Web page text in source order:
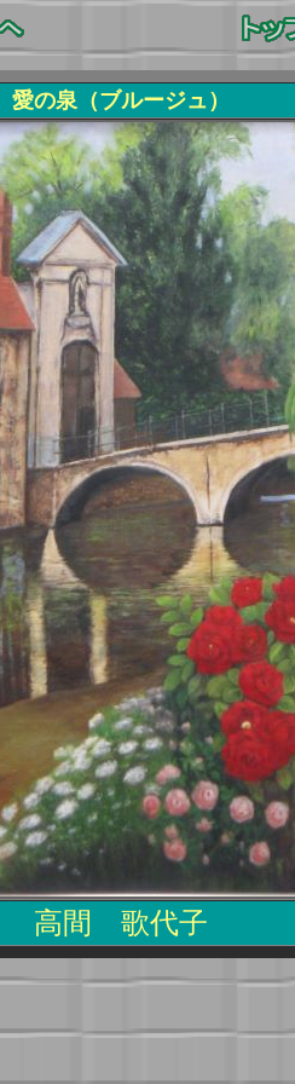
愛の泉（ブルージュ）
高間 歌代子